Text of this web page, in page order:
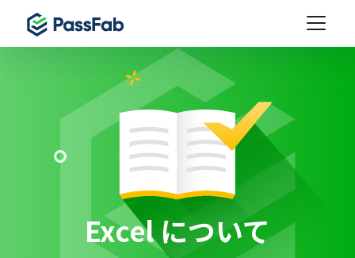
Excel について